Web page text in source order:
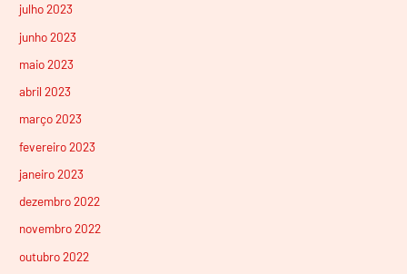
julho 2023
junho 2023
maio 2023
abril 2023
março 2023
fevereiro 2023
janeiro 2023
dezembro 2022
novembro 2022
outubro 2022